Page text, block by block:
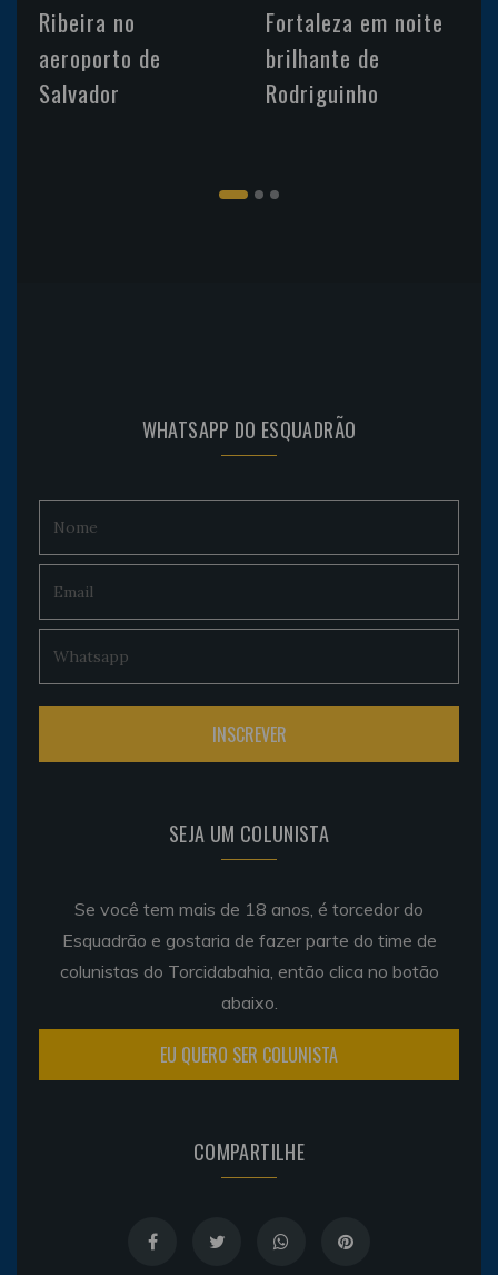
Ribeira no
aeroporto de
Salvador
Fortaleza em noite
brilhante de
Rodriguinho
WHATSAPP DO ESQUADRÃO
SEJA UM COLUNISTA
Se você tem mais de 18 anos, é torcedor do
Esquadrão e gostaria de fazer parte do time de
colunistas do Torcidabahia, então clica no botão
abaixo.
EU QUERO SER COLUNISTA
COMPARTILHE